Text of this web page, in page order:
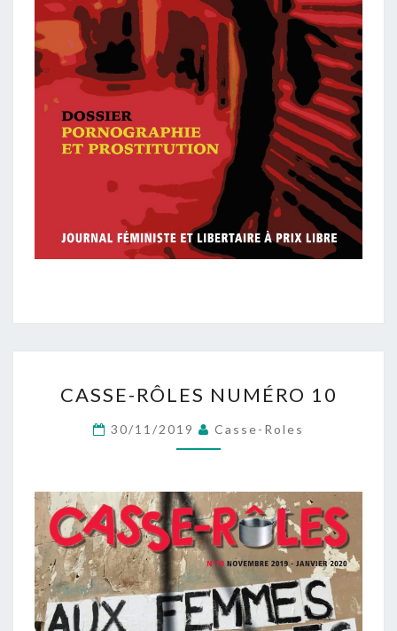
RÔLES
NUMÉRO
10
CASSE-RÔLES NUMÉRO 10
30/11/2019 Casse-Roles